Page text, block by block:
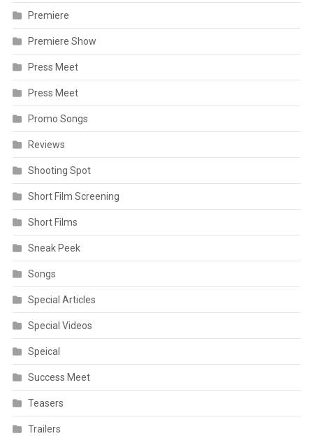
Premiere
Premiere Show
Press Meet
Press Meet
Promo Songs
Reviews
Shooting Spot
Short Film Screening
Short Films
Sneak Peek
Songs
Special Articles
Special Videos
Speical
Success Meet
Teasers
Trailers